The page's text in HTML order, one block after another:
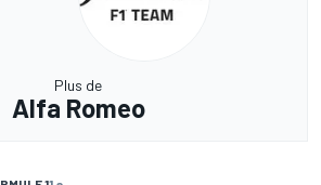
Plus de
Alfa Romeo